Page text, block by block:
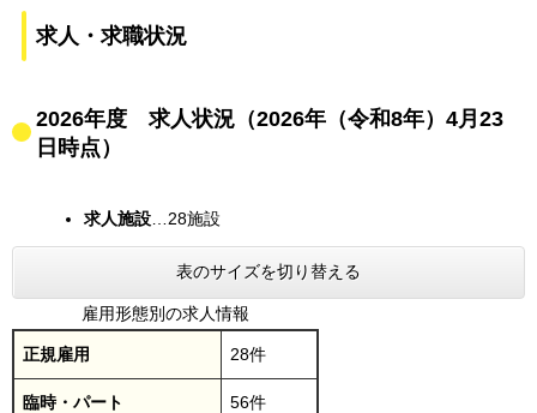
求人・求職状況
2026年度 求人状況（2026年（令和8年）4月23
日時点）
求人施設 …28施設
表のサイズを切り替える
雇用形態別の求人情報
正規雇用 28件
臨時・パート 56件